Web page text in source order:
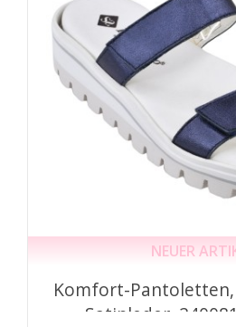
NEUER
Komfort-Pantoletten,
Satinleder,